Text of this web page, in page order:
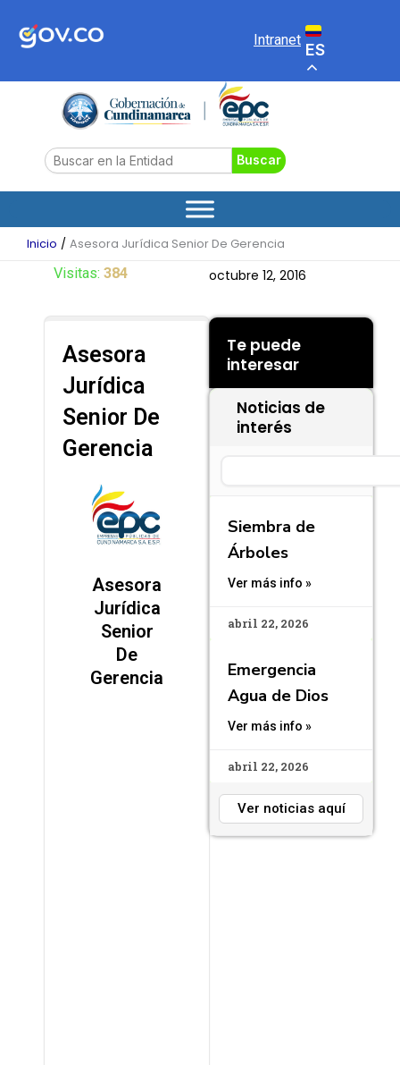
Intranet
ES
Search Buscar
Inicio Asesora Jurídica Senior De Gerencia
octubre 12, 2016
Te puede
interesar
Noticias de
interés
Siembra de
Árboles
Ver más info »
abril 22, 2026
Emergencia
Agua de Dios
Ver más info »
abril 22, 2026
Ver noticias aquí
Visitas: 384
Asesora
Jurídica
Senior De
Gerencia
Asesora
Jurídica
Senior
De
Gerencia